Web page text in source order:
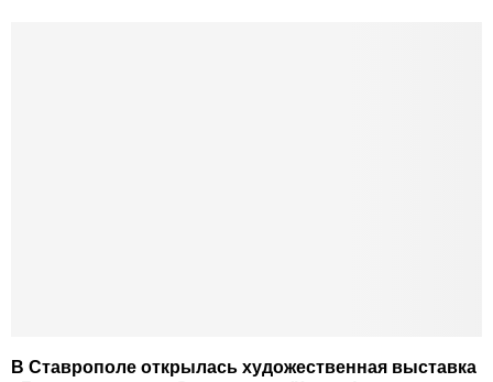
В Ставрополе открылась художественная выставка